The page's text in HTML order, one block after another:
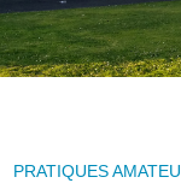
PRATIQUES